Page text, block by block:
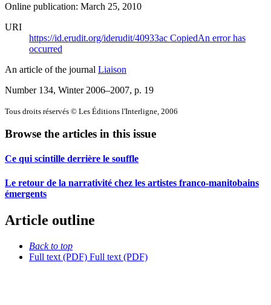
Online publication: March 25, 2010
URI
https://id.erudit.org/iderudit/40933ac CopiedAn error has
occurred
An article of the journal Liaison
Number 134, Winter 2006–2007, p. 19
Tous droits réservés © Les Éditions l'Interligne, 2006
Browse the articles in this issue
Ce qui scintille derrière le souffle
Le retour de la narrativité chez les artistes franco-manitobains
émergents
Article outline
Back to top
Full text (PDF) Full text (PDF)